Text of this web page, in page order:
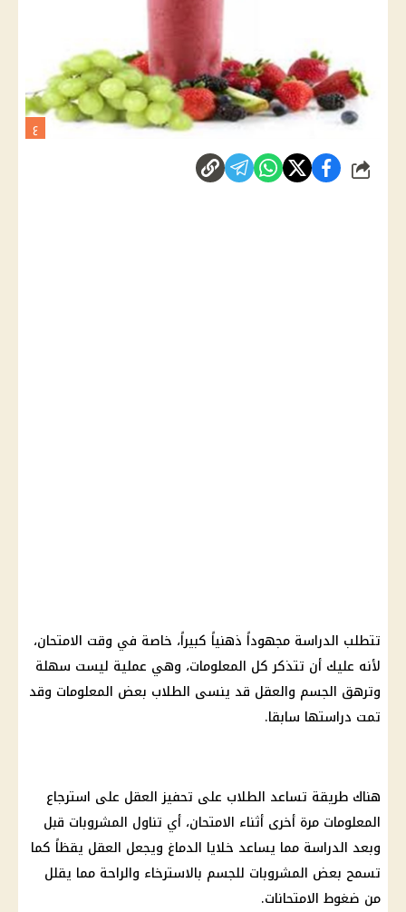
ع
شارك
تتطلب الدراسة مجهوداً ذهنياً كبيراً، خاصة في وقت الامتحان،
لأنه عليك أن تتذكر كل المعلومات، وهي عملية ليست سهلة
وترهق الجسم والعقل قد ينسى الطلاب بعض المعلومات وقد
تمت دراستها سابقا.
هناك طريقة تساعد الطلاب على تحفيز العقل على استرجاع
المعلومات مرة أخرى أثناء الامتحان، أي تناول المشروبات قبل
وبعد الدراسة مما يساعد خلايا الدماغ ويجعل العقل يقظاً كما
تسمح بعض المشروبات للجسم بالاسترخاء والراحة مما يقلل
من ضغوط الامتحانات.